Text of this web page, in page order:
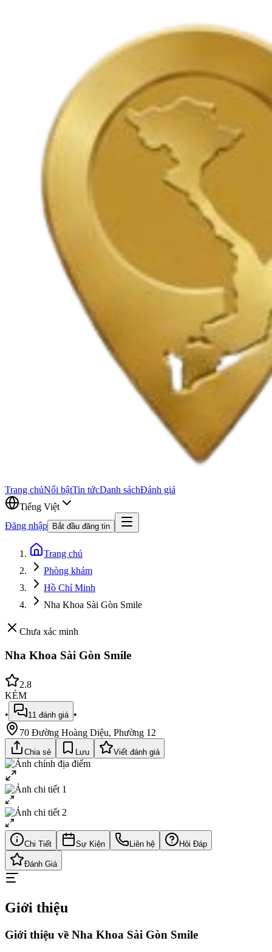
Trang chủNổi bậtTin tứcDanh sáchĐánh giá
Tiếng Việt
Đăng nhập
Bắt đầu đăng tin
Trang chủ
Phòng khám
Hồ Chí Minh
Nha Khoa Sài Gòn Smile
Chưa xác minh
Nha Khoa Sài Gòn Smile
2.8
KÉM
•
11 đánh giá •
70 Đường Hoàng Diệu, Phường 12
Chia sẻ Lưu Viết đánh giá
Chi Tiết Sự Kiện Liên hệ Hỏi Đáp
Đánh Giá
Giới thiệu
Giới thiệu về Nha Khoa Sài Gòn Smile